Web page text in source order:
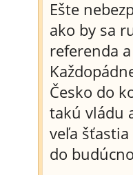
Ešte
ako by sa
referenda
Česko do
takú vládu
veľa
do